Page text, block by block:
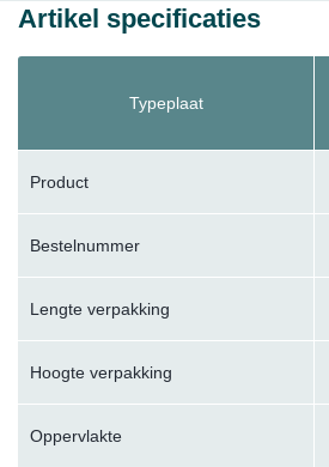
Artikel specificaties
Typeplaat
Product
Bestelnummer
Lengte verpakking
Hoogte verpakking
Oppervlakte